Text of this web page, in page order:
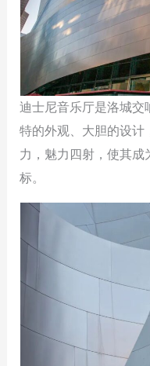
迪士尼音乐厅是洛城
特的外观、大胆的设
力，魅力四射，使其
标。